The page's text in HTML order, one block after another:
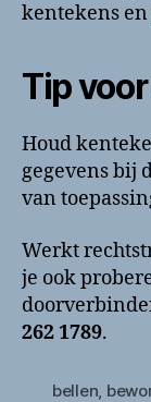
kentekens
Tip
Houd
gegevens bij
van
Werkt
je ook
262 1789.
bellen